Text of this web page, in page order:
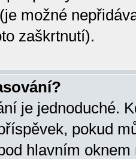
možné
zaškrtnutí).
je jednoduché.
pokud
hlavním oknem